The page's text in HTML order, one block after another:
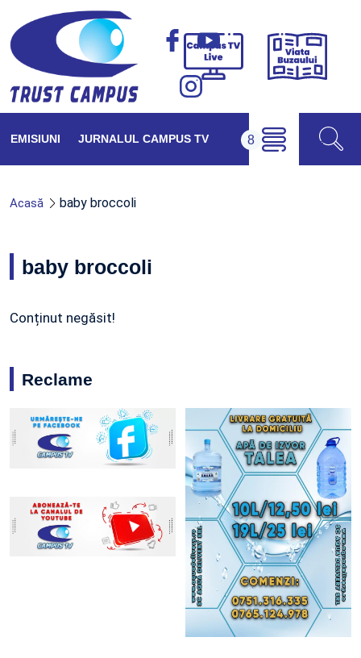
Campus
Viața
EMISIUNI JURNALUL CAMPUS TV
Acasă baby broccoli
baby broccoli
Conținut negăsit!
Reclame